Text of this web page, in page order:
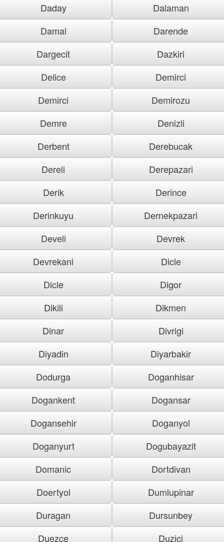
Daday
Dalaman
Damal
Darende
Dargecit
Dazkiri
Delice
Demirci
Demirci
Demirozu
Demre
Denizli
Derbent
Derebucak
Dereli
Derepazari
Derik
Derince
Derinkuyu
Dernekpazari
Develi
Devrek
Devrekani
Dicle
Dicle
Digor
Dikili
Dikmen
Dinar
Divrigi
Diyadin
Diyarbakir
Dodurga
Doganhisar
Dogankent
Dogansar
Dogansehir
Doganyol
Doganyurt
Dogubayazit
Domanic
Dortdivan
Doertyol
Dumlupinar
Duragan
Dursunbey
Duezce
Duzici